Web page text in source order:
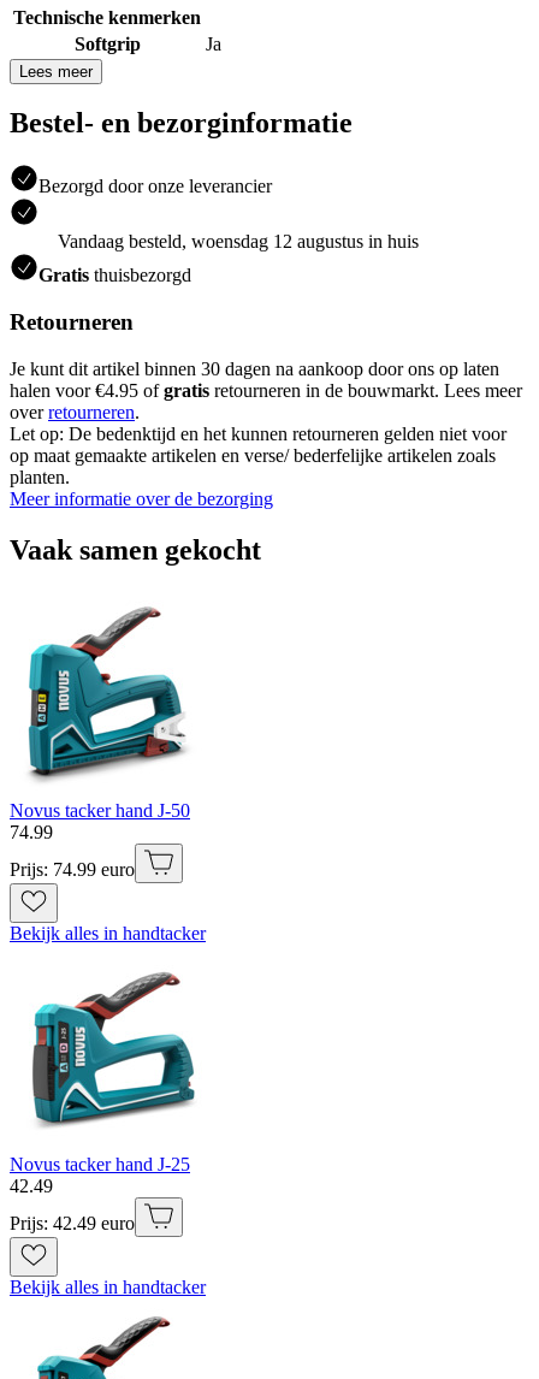
Technische kenmerken
Softgrip
Ja
Lees meer
Bestel- en bezorginformatie
Bezorgd door onze leverancier
Vandaag besteld, woensdag 12 augustus in huis
Gratis thuisbezorgd
Retourneren
Je kunt dit artikel binnen 30 dagen na aankoop door ons op laten
halen voor €4.95 ofgratis retourneren in de bouwmarkt. Lees meer
overretourneren.
Let op: De bedenktijd en het kunnen retourneren gelden niet voor
op maat gemaakte artikelen en verse/ bederfelijke artikelen zoals
planten.
Meer informatie over de bezorging
Vaak samen gekocht
Novus tacker hand J-50
74.99
Prijs: 74.99 euro
Bekijk alles in handtacker
Novus tacker hand J-25
42.49
Prijs: 42.49 euro
Bekijk alles in handtacker